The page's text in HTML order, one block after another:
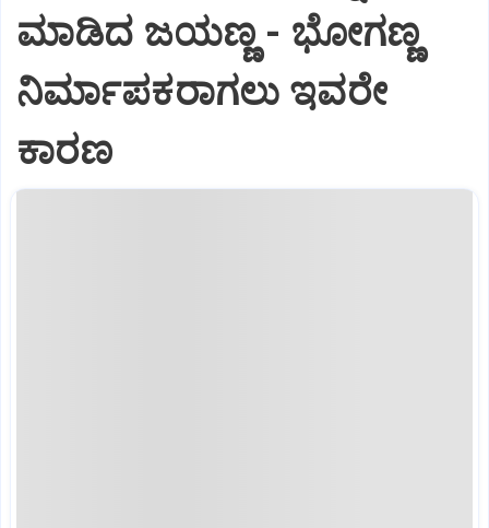
ಮಾಡಿದ ಜಯಣ್ಣ - ಭೋಗಣ್ಣ
ನಿರ್ಮಾಪಕರಾಗಲು ಇವರೇ
ಕಾರಣ